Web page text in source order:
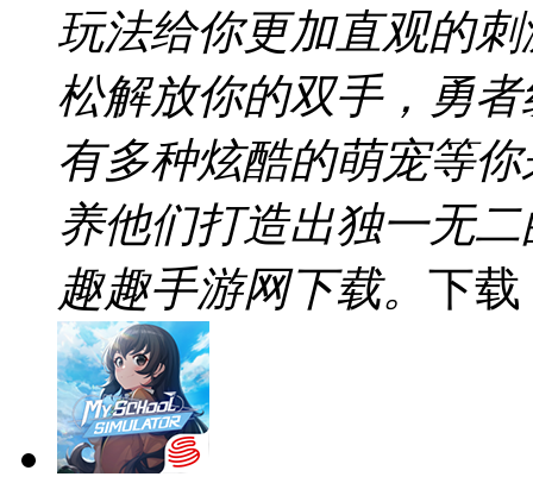
玩法给你更加直观的
松解放你的双手，勇
有多种炫酷的萌宠等
养他们打造出独一无
趣趣手游网下载。 下载